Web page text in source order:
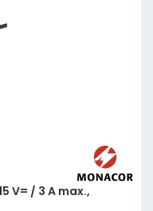
V= / 3 A max.,